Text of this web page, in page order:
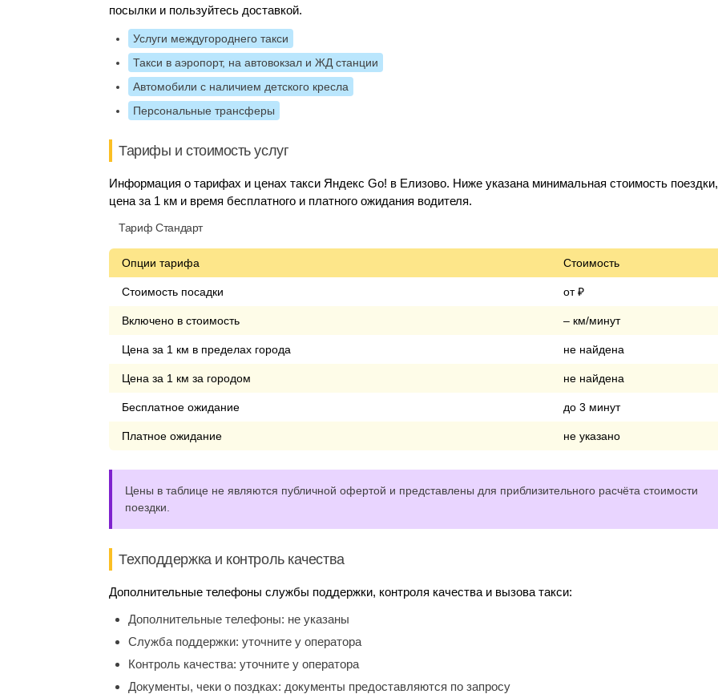
посылки и пользуйтесь доставкой.
Услуги междугороднего такси
Такси в аэропорт, на автовокзал и ЖД станции
Автомобили с наличием детского кресла
Персональные трансферы
Тарифы и стоимость услуг
Информация о тарифах и ценах такси Яндекс Go! в Елизово. Ниже указана минимальная стоимость поездки,
цена за 1 км и время бесплатного и платного ожидания водителя.
Тариф Стандарт
Опции тарифа Стоимость
Стоимость посадки от ₽
Включено в стоимость – км/минут
Цена за 1 км в пределах города не найдена
Цена за 1 км за городом не найдена
Бесплатное ожидание до 3 минут
Платное ожидание не указано
Цены в таблице не являются публичной офертой и представлены для приблизительного расчёта стоимости
поездки.
Техподдержка и контроль качества
Дополнительные телефоны службы поддержки, контроля качества и вызова такси:
Дополнительные телефоны: не указаны
Служба поддержки: уточните у оператора
Контроль качества: уточните у оператора
Документы, чеки о поздках: документы предоставляются по запросу